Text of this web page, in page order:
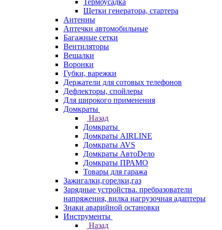
Термоусадка
Щетки генератора, стартера
Антенны
Аптечки автомобильные
Багажные сетки
Вентиляторы
Вешалки
Воронки
Губки, варежки
Держатели для сотовых телефонов
Дефлекторы, спойлеры
Для широкого применения
Домкраты
Назад
Домкраты
Домкраты AIRLINE
Домкраты AVS
Домкраты АвтоDело
Домкраты ПРАМО
Товары для гаража
Зажигалки,горелки,газ
Зарядные устройства. пребразователи
напряжения, вилка нагрузочная адаптеры
Знаки аварийной остановки
Инструменты
Назад